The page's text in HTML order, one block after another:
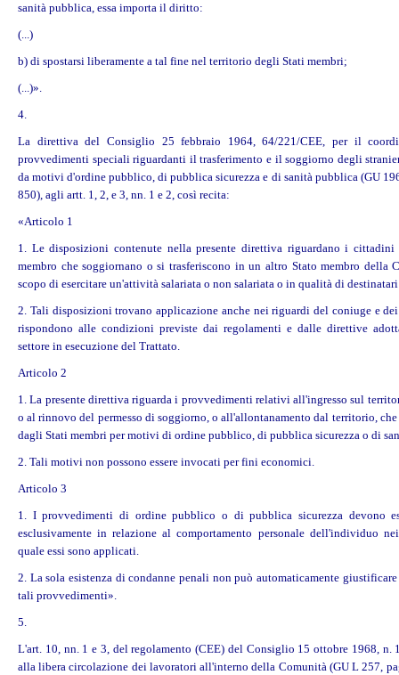
sanità pubblica, essa importa il diritto:
(...)
b) di spostarsi liberamente a tal fine nel territorio degli Stati membri;
(...)».
4.
La direttiva del Consiglio 25 febbraio 1964, 64/221/CEE, per il
provvedimenti speciali riguardanti il trasferimento e il soggiorno degli
da motivi d'ordine pubblico, di pubblica sicurezza e di sanità pubblica (GU
850), agli artt. 1, 2, e 3, nn. 1 e 2, così recita:
«Articolo 1
1. Le disposizioni contenute nella presente direttiva riguardano i
membro che soggiornano o si trasferiscono in un altro Stato membro della
scopo di esercitare un'attività salariata o non salariata o in qualità di
2. Tali disposizioni trovano applicazione anche nei riguardi del coniuge e
rispondono alle condizioni previste dai regolamenti e dalle direttive
settore in esecuzione del Trattato.
Articolo 2
1. La presente direttiva riguarda i provvedimenti relativi all'ingresso sul
o al rinnovo del permesso di soggiorno, o all'allontanamento dal territorio,
dagli Stati membri per motivi di ordine pubblico, di pubblica sicurezza o di
2. Tali motivi non possono essere invocati per fini economici.
Articolo 3
1. I provvedimenti di ordine pubblico o di pubblica sicurezza devono
esclusivamente in relazione al comportamento personale dell'individuo
quale essi sono applicati.
2. La sola esistenza di condanne penali non può automaticamente
tali provvedimenti».
5.
L'art. 10, nn. 1 e 3, del regolamento (CEE) del Consiglio 15 ottobre 1968, n.
alla libera circolazione dei lavoratori all'interno della Comunità (GU L 257,